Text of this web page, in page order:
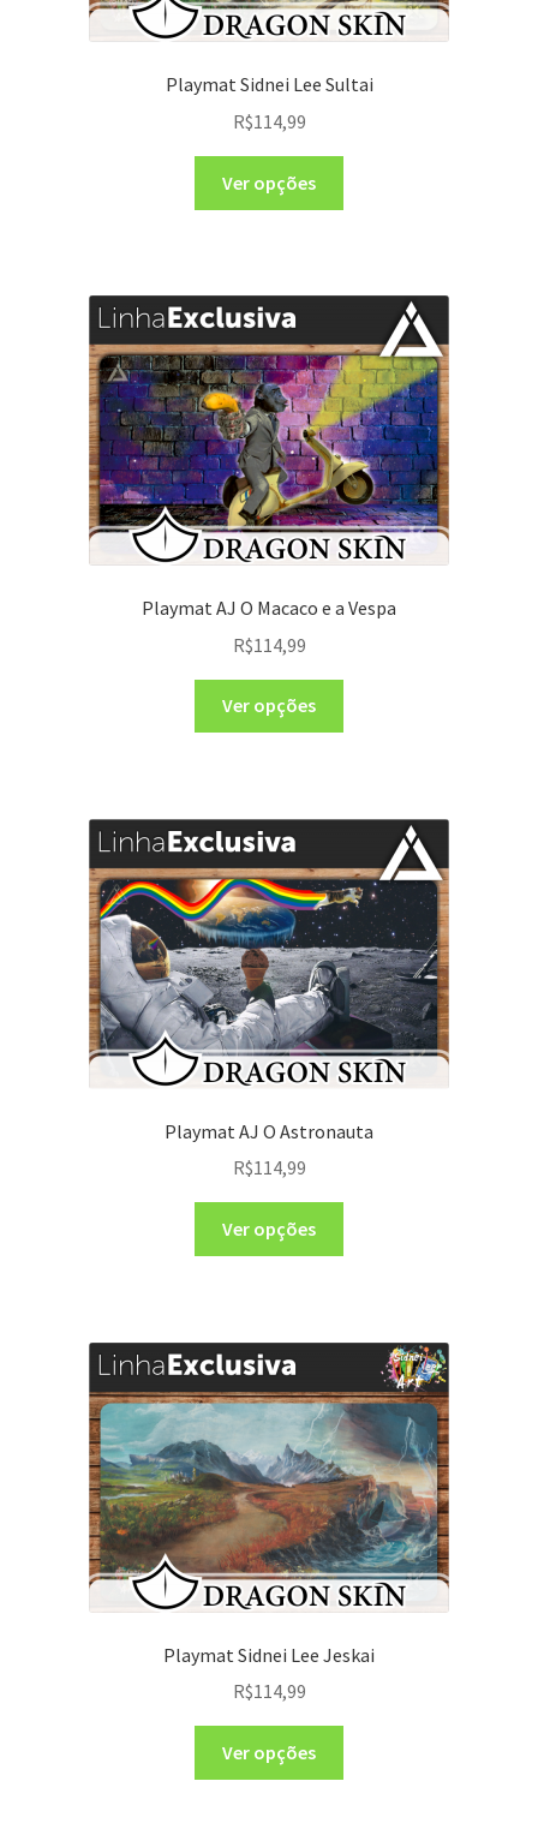
Playmat Sidnei Lee Sultai
R$114,99
Ver opções
Playmat AJ O Macaco e a Vespa
R$114,99
Ver opções
Playmat AJ O Astronauta
R$114,99
Ver opções
Playmat Sidnei Lee Jeskai
R$114,99
Ver opções